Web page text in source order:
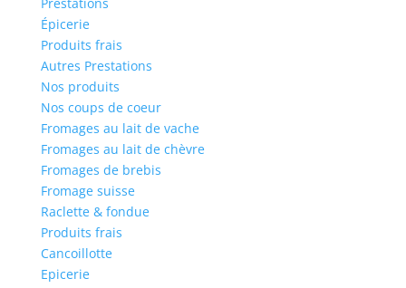
Épicerie
Produits frais
Autres Prestations
Nos produits
Nos coups de coeur
Fromages au lait de vache
Fromages au lait de chèvre
Fromages de brebis
Fromage suisse
Raclette & fondue
Produits frais
Cancoillotte
Epicerie